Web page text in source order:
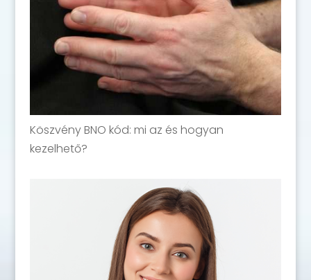
Köszvény BNO kód: mi az és hogyan
kezelhető?